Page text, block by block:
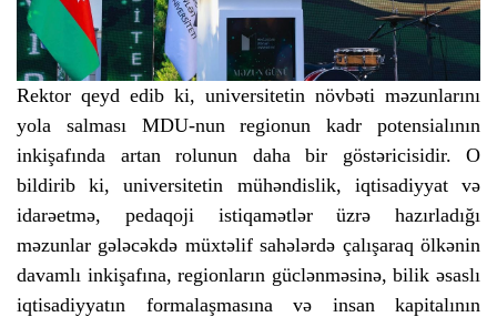
Rektor qeyd edib ki, universitetin növbəti məzunlarını
yola salması MDU-nun regionun kadr potensialının
inkişafında artan rolunun daha bir göstəricisidir. O
bildirib ki, universitetin mühəndislik, iqtisadiyyat və
idarəetmə, pedaqoji istiqamətlər üzrə hazırladığı
məzunlar gələcəkdə müxtəlif sahələrdə çalışaraq ölkənin
davamlı inkişafına, regionların güclənməsinə, bilik əsaslı
iqtisadiyyatın formalaşmasına və insan kapitalının